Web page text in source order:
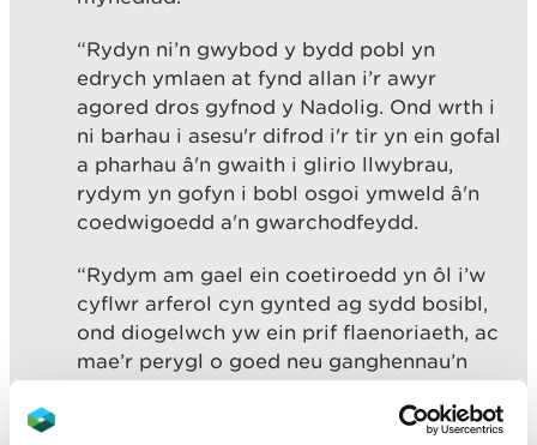
“Rydyn ni’n gwybod y bydd pobl yn
edrych ymlaen at fynd allan i’r awyr
agored dros gyfnod y Nadolig. Ond wrth i
ni barhau i asesu'r difrod i'r tir yn ein gofal
a pharhau â'n gwaith i glirio llwybrau,
rydym yn gofyn i bobl osgoi ymweld â'n
coedwigoedd a'n gwarchodfeydd.
“Rydym am gael ein coetiroedd yn ôl i’w
cyflwr arferol cyn gynted ag sydd bosibl,
ond diogelwch yw ein prif flaenoriaeth, ac
mae’r perygl o goed neu ganghennau’n
bydd contractwyr yn trin peiriannau mawr